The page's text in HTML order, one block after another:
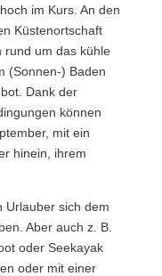
im Kurs. An den
Küstenortschaft
rund um das kühle
(Sonnen-) Baden
Dank der
können
mit ein
hinein, ihrem
Urlauber sich dem
Aber auch z. B.
oder Seekayak
oder mit einer